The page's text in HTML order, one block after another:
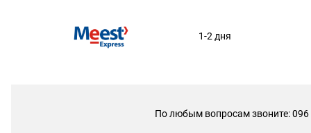
1-2 дня
По любым вопросам звоните: 096